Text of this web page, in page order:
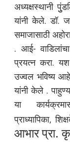
अध्यक्षस्थानी
यांनी केले. डॉ.
समाजासाठी
. आई-
प्रयत्न करा.
उज्वल भविष्य
यांनी केले .
या
प्राध्यापिका,
आभार प्रा.